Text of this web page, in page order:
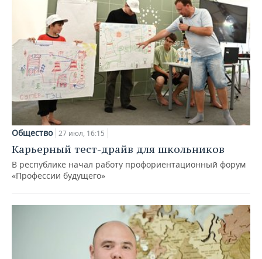
Общество 27 июл, 16:15
Карьерный тест-драйв для школьников
В республике начал работу профориентационный форум
«Профессии будущего»